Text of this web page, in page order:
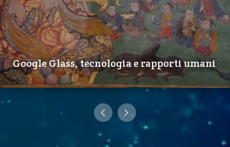
Google Glass, tecnologia e rapporti umani